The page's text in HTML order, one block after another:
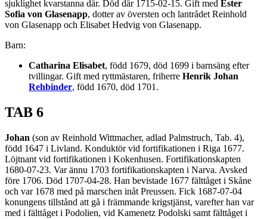
sjuklighet kvarstanna där. Död där 1715-02-15. Gift med Ester
Sofia von Glasenapp, dotter av översten och lantrådet Reinhold
von Glasenapp och Elisabet Hedvig von Glasenapp.
Barn:
Catharina Elisabet, född 1679, död 1699 i barnsäng efter
tvillingar. Gift med ryttmästaren, friherre Henrik Johan
Rehbinder, född 1670, död 1701.
TAB 6
Johan (son av Reinhold Wittmacher, adlad Palmstruch, Tab. 4),
född 1647 i Livland. Konduktör vid fortifikationen i Riga 1677.
Löjtnant vid fortifikationen i Kokenhusen. Fortifikationskapten
1680-07-23. Var ännu 1703 fortifikationskapten i Narva. Avsked
före 1706. Död 1707-04-28. Han bevistade 1677 fälttåget i Skåne
och var 1678 med på marschen inåt Preussen. Fick 1687-07-04
konungens tillstånd att gå i främmande krigstjänst, varefter han var
med i fälttåget i Podolien, vid Kamenetz Podolski samt fälttåget i